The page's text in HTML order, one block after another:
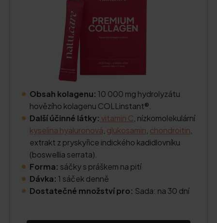
Obsah kolagenu: 10 000 mg hydrolyzátu
hovězího kolagenu COLLinstant®.
Další účinné látky: vitamin C, nízkomolekulární
kyselina hyaluronová, glukosamin, chondroitin,
extrakt z pryskyřice indického kadidlovníku
(boswellia serrata).
Forma: sáčky s práškem na pití
Dávka: 1 sáček denně
Dostatečné množství pro: Sada: na 30 dní